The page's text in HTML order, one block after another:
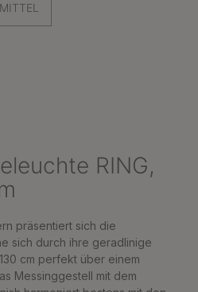
RING,
präsentiert sich die
sich durch ihre geradlinige
cm perfekt über einem
Messinggestell mit dem